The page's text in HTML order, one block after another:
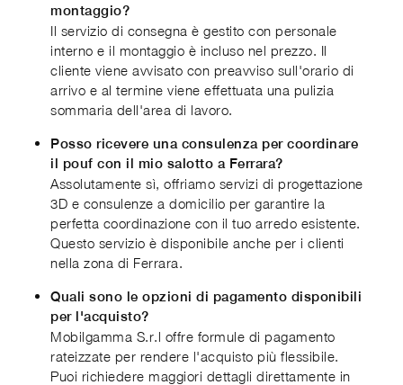
montaggio?
Il servizio di consegna è gestito con personale
interno e il montaggio è incluso nel prezzo. Il
cliente viene avvisato con preavviso sull'orario di
arrivo e al termine viene effettuata una pulizia
sommaria dell'area di lavoro.
Posso ricevere una consulenza per coordinare
il pouf con il mio salotto a Ferrara?
Assolutamente sì, offriamo servizi di progettazione
3D e consulenze a domicilio per garantire la
perfetta coordinazione con il tuo arredo esistente.
Questo servizio è disponibile anche per i clienti
nella zona di Ferrara.
Quali sono le opzioni di pagamento disponibili
per l'acquisto?
Mobilgamma S.r.l offre formule di pagamento
rateizzate per rendere l'acquisto più flessibile.
Puoi richiedere maggiori dettagli direttamente in